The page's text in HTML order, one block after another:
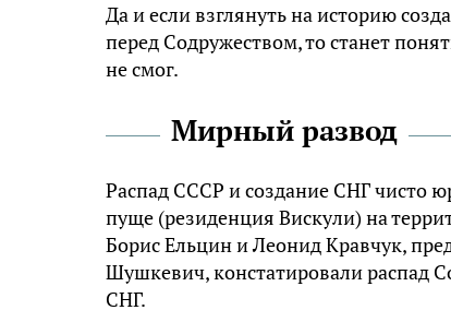
Да и если взглянуть на историю
перед Содружеством, то станет
не смог.
Мирный развод
Распад СССР и создание СНГ чисто
пуще (резиденция Вискули) на
Борис Ельцин и Леонид Кравчук,
Шушкевич, констатировали распад
СНГ.